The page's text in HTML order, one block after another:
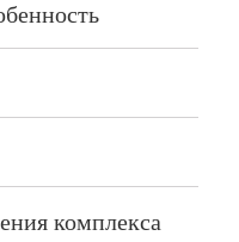
комплекса